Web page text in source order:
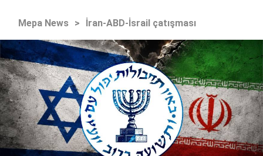
Mepa News > İran-ABD-İsrail çatışması